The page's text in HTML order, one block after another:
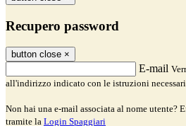
Recupero password
button close ×
E-mail
all'indirizzo indicato con le istruzioni
Non hai una e-mail associata al nome utente?
tramite la Login Spaggiari